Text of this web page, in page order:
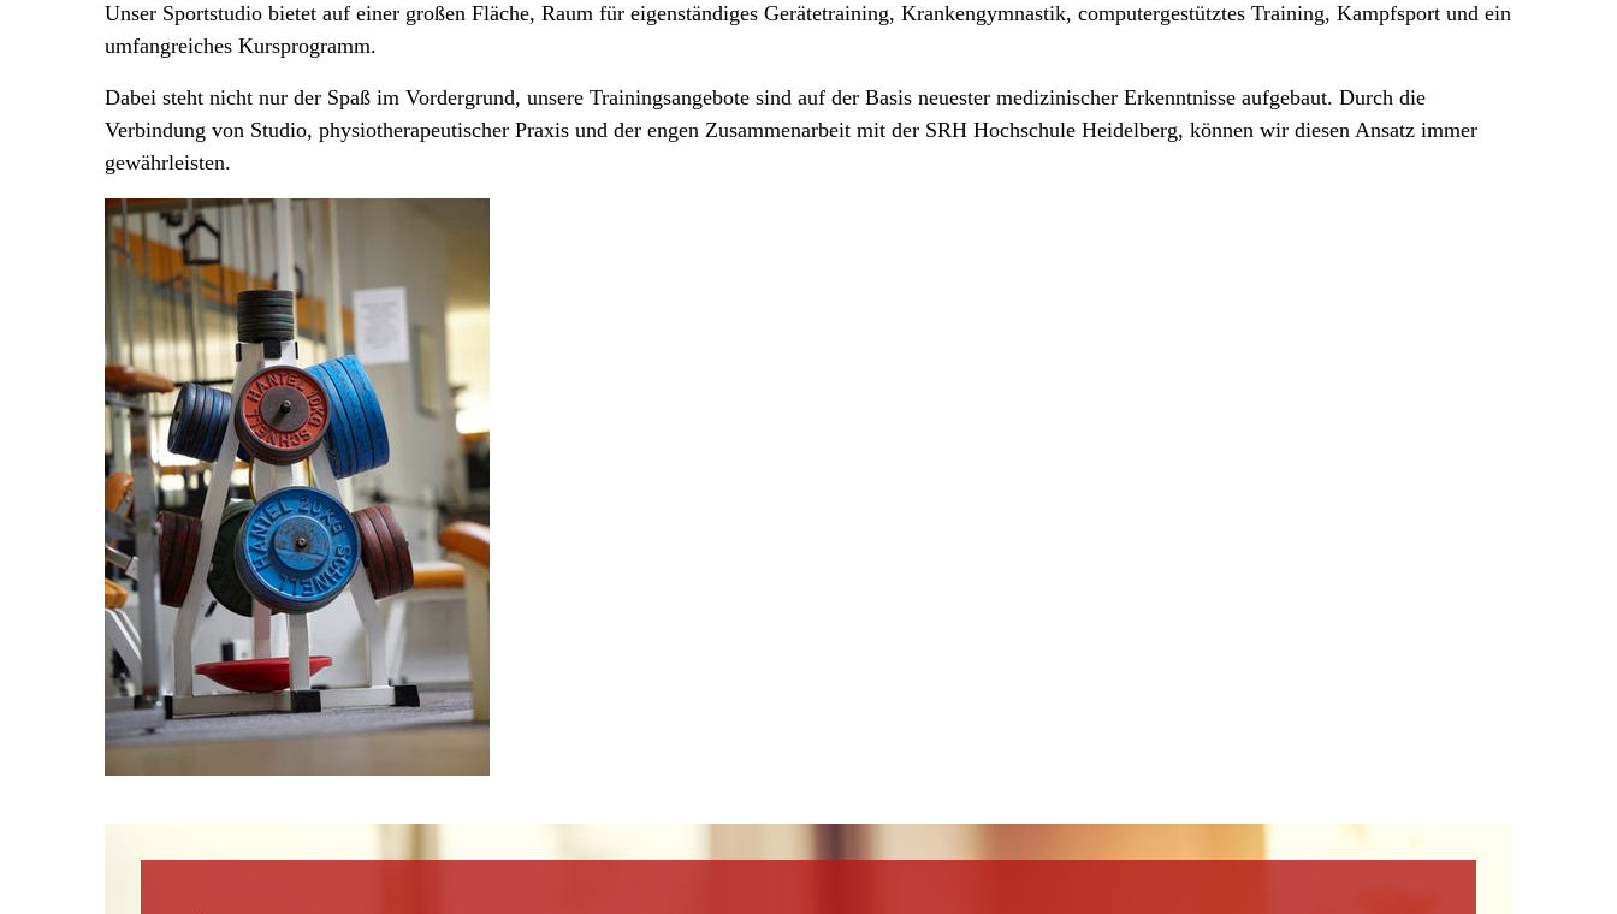
Unser Sportstudio bietet auf einer großen Fläche, Raum für eigenständiges Gerätetraining, Krankengymnastik, computergestütztes Training, Kampfsport und ein
umfangreiches Kursprogramm.
Dabei steht nicht nur der Spaß im Vordergrund, unsere Trainingsangebote sind auf der Basis neuester medizinischer Erkenntnisse aufgebaut. Durch die
Verbindung von Studio, physiotherapeutischer Praxis und der engen Zusammenarbeit mit der SRH Hochschule Heidelberg, können wir diesen Ansatz immer
gewährleisten.